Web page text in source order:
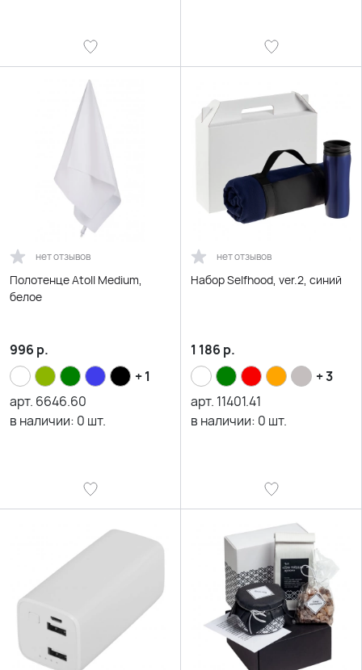
нет отзывов
Полотенце Atoll Medium,
белое
996 р.
+ 1
арт. 6646.60
в наличии: 0 шт.
нет отзывов
Набор Selfhood, ver.2, синий
1 186 р.
+ 3
арт. 11401.41
в наличии: 0 шт.